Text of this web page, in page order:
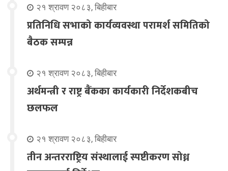
२१ श्रावण २०८३, बिहीबार
प्रतिनिधि सभाको कार्यव्यवस्था परामर्श समितिको
बैठक सम्पन्न
२१ श्रावण २०८३, बिहीबार
अर्थमन्त्री र राष्ट्र बैंकका कार्यकारी निर्देशकबीच
छलफल
२१ श्रावण २०८३, बिहीबार
तीन अन्तरराष्ट्रिय संस्थालाई स्पष्टीकरण सोध्न